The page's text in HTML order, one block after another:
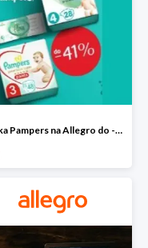
Marka Pampers na Allegro do -41%